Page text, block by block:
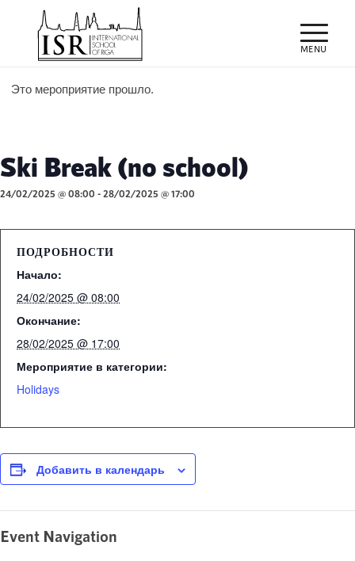
Это мероприятие прошло.
Ski Break (no school)
24/02/2025 @ 08:00 - 28/02/2025 @ 17:00
ПОДРОБНОСТИ
Начало:
24/02/2025 @ 08:00
Окончание:
28/02/2025 @ 17:00
Мероприятие в категории:
Holidays
Добавить в календарь
Event Navigation